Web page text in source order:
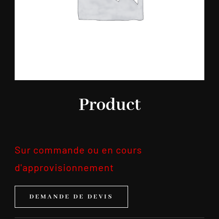
Product
Sur commande ou en cours
d'approvisionnement
DEMANDE DE DEVIS